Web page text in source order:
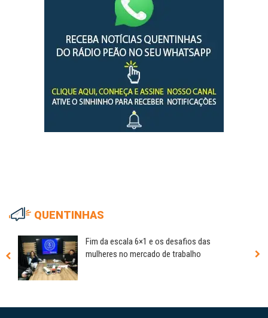
QUENTINHAS
Fim da escala 6×1 e os desafios das
mulheres no mercado de trabalho